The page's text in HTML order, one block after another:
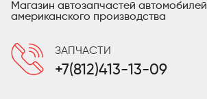
Магазин автозапчастей автомобилей
американского производства
ЗАПЧАСТИ
+7(812)413-13-09